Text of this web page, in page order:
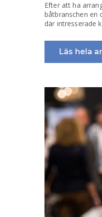
Efter att ha
båtbranschen en
där intresserade
Läs hela